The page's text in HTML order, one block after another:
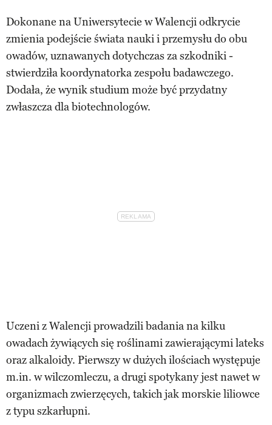
Dokonane na Uniwersytecie w Walencji odkrycie
zmienia podejście świata nauki i przemysłu do obu
owadów, uznawanych dotychczas za szkodniki -
stwierdziła koordynatorka zespołu badawczego.
Dodała, że wynik studium może być przydatny
zwłaszcza dla biotechnologów.
Uczeni z Walencji prowadzili badania na kilku
owadach żywiących się roślinami zawierającymi lateks
oraz alkaloidy. Pierwszy w dużych ilościach występuje
m.in. w wilczomleczu, a drugi spotykany jest nawet w
organizmach zwierzęcych, takich jak morskie liliowce
z typu szkarłupni.